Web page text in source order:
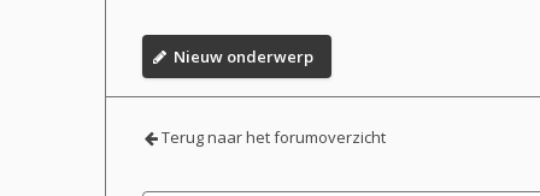
Nieuw onderwerp
Terug naar het forumoverzicht